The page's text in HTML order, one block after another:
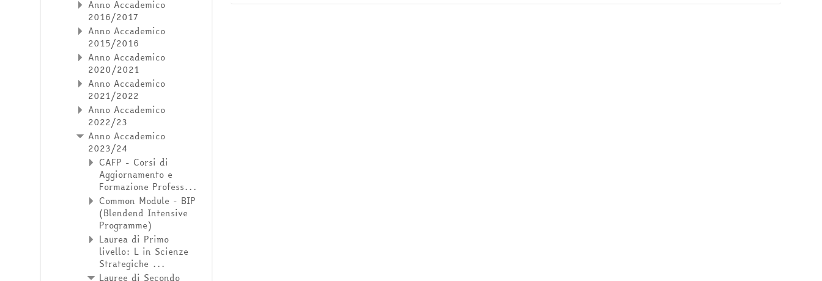
Anno Accademico
2016/2017
Anno Accademico
2015/2016
Anno Accademico
2020/2021
Anno Accademico
2021/2022
Anno Accademico
2022/23
Anno Accademico
2023/24
CAFP - Corsi di
Aggiornamento e
Formazione Profess...
Common Module - BIP
(Blendend Intensive
Programme)
Laurea di Primo
livello: L in Scienze
Strategiche ...
Lauree di Secondo